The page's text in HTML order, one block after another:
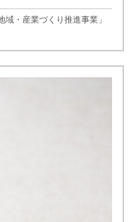
・産業づくり推進事業」